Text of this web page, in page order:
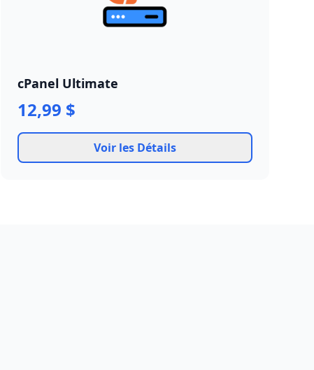
cPanel Ultimate
12,99 $
Voir les Détails